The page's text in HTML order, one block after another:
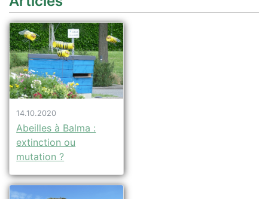
14.10.2020
Abeilles à Balma :
extinction ou
mutation ?